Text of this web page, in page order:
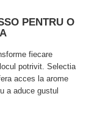
PENTRU O
fiecare
potrivit. Selectia
acces la arome
a aduce gustul